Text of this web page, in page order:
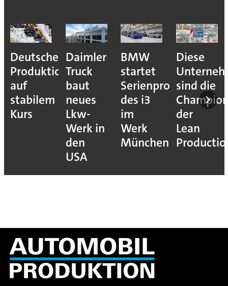
Deutsche
Produktion
auf
stabilem
Kurs
Daimler
Truck
baut
neues
Lkw-
Werk in
den
USA
BMW
startet
Serienproduktion
des i3
im
Werk
München
Diese
sind die
der
Lean